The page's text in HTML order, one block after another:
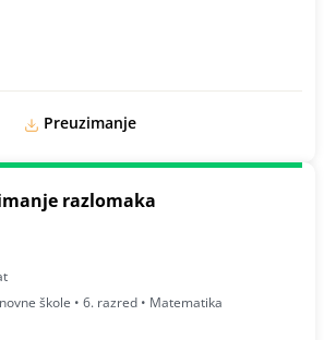
Preuzimanje
razlomaka
škole • 6. razred • Matematika